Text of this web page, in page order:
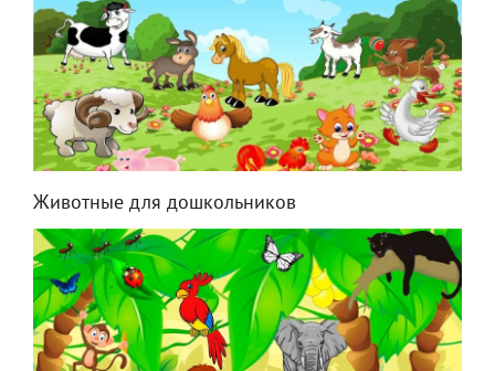
Животные для дошкольников